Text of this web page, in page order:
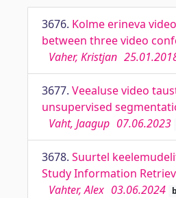
3676. Kolme erineva
between three video
Vaher, Kristjan
3677. Veealuse video
unsupervised
Vaht, Jaagup 07.06.2023
3678. Suurtel
Study Information
Vahter, Alex 03.06.2024